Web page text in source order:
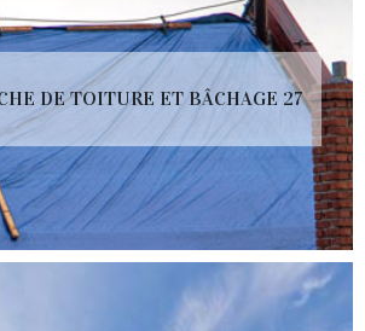
DE TOITURE ET BÂCHAGE 27